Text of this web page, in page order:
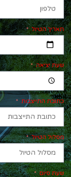
תאריך הטיול
שעת יציאה
כתובת התייצבות
מסלול הטיול
שעת סיום